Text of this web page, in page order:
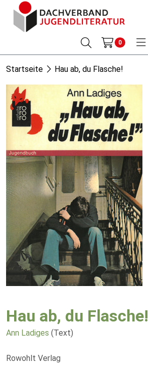
0
Startseite Hau ab, du Flasche!
Hau ab, du Flasche!
Ann Ladiges (Text)
Rowohlt Verlag